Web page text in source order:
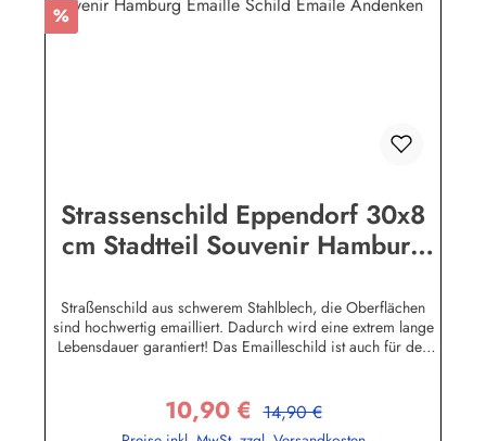
Rabatt
%
Strassenschild Eppendorf 30x8
cm Stadtteil Souvenir Hamburg
Straßenschild aus schwerem Stahlblech, die Oberflächen
sind hochwertig emailliert. Dadurch wird eine extrem lange
Lebensdauer garantiert! Das Emailleschild ist auch für den
stand! Sie wollen sich das Schild mit Ihrem eigenen Text
beschriften lassen? Hier geht's zu den Sonderanfertigungen
Verkaufspreis:
10,90 € Regulärer Preis:
14,90 €